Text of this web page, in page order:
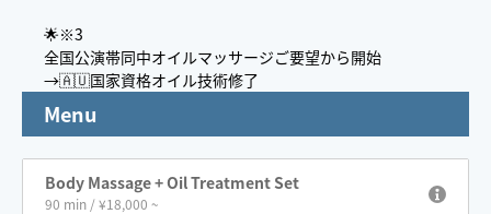
🌟※3
全国公演帯同中オイルマッサージご要望から開始
→🇦🇺国家資格オイル技術修了
Menu
Body Massage + Oil Treatment Set
90 min / ¥18,000 ~